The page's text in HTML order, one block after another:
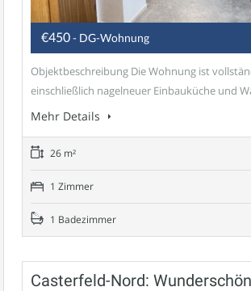
€450- DG-Wohnung
Objektbeschreibung Die Wohnung ist
einschließlich nagelneuer Einbauküche und
Mehr Details
26 m²
1 Zimmer
1 Badezimmer
Casterfeld-Nord: